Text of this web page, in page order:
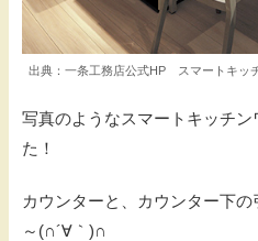
出典：一条工務店公式HP スマートキッ
写真のようなスマートキッチ
た！
カウンターと、カウンター下
～(∩´∀｀)∩